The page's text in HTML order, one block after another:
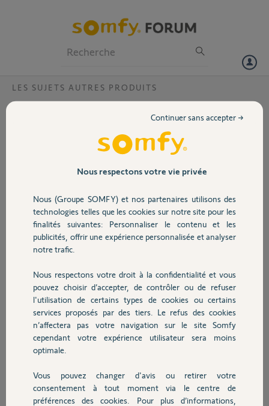
Volet
Sécurité
Domotique
Chauffage
Autres produits
Devis avec un pro
LES SUJETS AUTRES PRODUITS
Variation lames pergola via tahoma
Bonjour,
Je viens de faire installer une pergola
bioclimatique avec controleur somfy. Afin
acheté séparément une tahoma switch. J'ai
ajouté assez facielement les élements de la
pergola (lames, éclairage, et les 2 stores). Je
rencontre un problème sur le controle des
lames. Je peux les activer via le bouton
message d'erreur est: "Le pilotage de la
pergola n'a pas pu aboutir car la commande
demandée est impossible" Suite à cette erreur, aucun sénarios de
fonctionnent car l'ouverture est programmée en % dans les sénarios.
J'ai vu une publication qui correspond à mon problème, mais il n'y a
pas de réponse détaillée sur la résolution. voir post: "Erreur pilotage
lames pergola via Tahoma". Pourriez vous s'il vous plait m'aider à
sénarios?
Merci pour votre support.
Nous respectons votre vie privée
Nous (Groupe SOMFY) et nos partenaires utilisons des
technologies telles que les cookies sur notre site pour les
finalités suivantes: Personnaliser le contenu et les
publicités, offrir une expérience personnalisée et analyser
notre trafic.
Nous respectons votre droit à la confidentialité et vous
pouvez choisir d’accepter, de contrôler ou de refuser
l'utilisation de certains types de cookies ou certains
services proposés par des tiers. Le refus des cookies
n’affectera pas votre navigation sur le site Somfy
cependant votre expérience utilisateur sera moins
optimale.
Vous pouvez changer d'avis ou retirer votre
consentement à tout moment via le centre de
préférences des cookies. Pour plus d’informations,
Continuer sans accepter →